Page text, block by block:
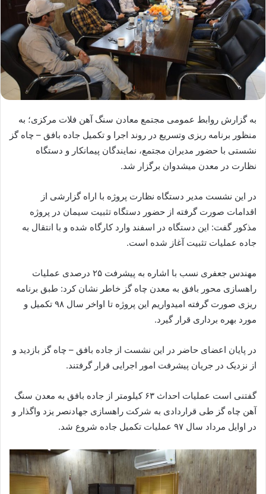
به گزارش روابط عمومی مجتمع معادن سنگ آهن فلات مرکزی؛ به
منظور برنامه ریزی وتسریع در روند اجرا و تکمیل جاده بافق – چاه گز
نشستی با حضور مدیران مجتمع، نمایندگان پیمانکار و دستگاه
نظارت در معدن میشدوان برگزار شد.
در این نشست مدیر دستگاه نظارت پروژه با اراه گزارشی از
اقدامات صورت گرفته از حضور دستگاه تثبیت سیمان در پروژه
مذکور گفت: این دستگاه در اسفند وارد کارگاه شده و با انتقال به
جاده عملیات تثبیت آغاز شده است.
مهندس جعفری نسب با اشاره به پیشرفت ۲۵ درصدی عملیات
راهسازی محور بافق به معدن چاه گز خاطر نشان کرد: طبق برنامه
ریزی صورت گرفته امیدواریم این پروژه تا اواخر سال ۹۸ تکمیل و
مورد بهره برداری قرار گیرد.
در پایان اعضای حاضر در این نشست از جاده بافق – چاه گز بازدید و
از نزدیک در جریان پیشرفت امور اجرایی قرار گرفتند.
گفتنی است عملیات احداث ۶۳ کیلومتر از جاده بافق به معدن سنگ
آهن چاه گز طی قراردادی به شرکت راهسازی جهادنصر یزد واگذار و
در اوایل مرداد سال ۹۷ عملیات تکمیل جاده شروع شد.